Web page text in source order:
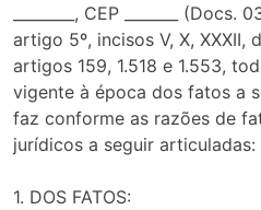
________, CEP _______
artigo 5º, incisos V, X, XXXII,
artigos 159, 1.518 e 1.553,
vigente à época dos fatos a
faz conforme as razões de
jurídicos a seguir articuladas:
1. DOS FATOS: